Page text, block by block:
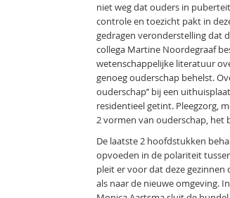
niet weg dat ouders in
controle en toezicht pakt in
gedragen veronderstelling dat
collega Martine Noordegraaf
wetenschappelijke literatuur
genoeg ouderschap behelst.
ouderschap’’ bij een
residentieel getint. Pleegzorg,
2 vormen van ouderschap, het
De laatste 2 hoofdstukken
opvoeden in de polariteit
pleit er voor dat deze
als naar de nieuwe omgeving.